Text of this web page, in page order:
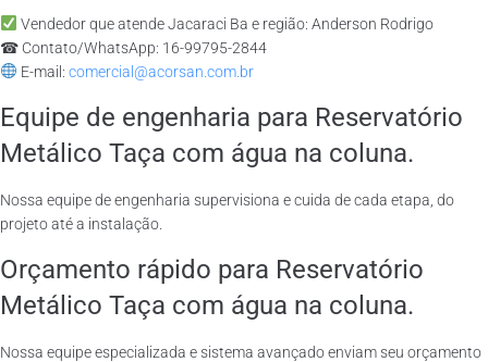
Vendedor que atende Jacaraci Ba e região: Anderson Rodrigo
☎ Contato/WhatsApp: 16-99795-2844
E-mail: comercial@acorsan.com.br
Equipe de engenharia para Reservatório
Metálico Taça com água na coluna.
Nossa equipe de engenharia supervisiona e cuida de cada etapa, do
projeto até a instalação.
Orçamento rápido para Reservatório
Metálico Taça com água na coluna.
Nossa equipe especializada e sistema avançado enviam seu orçamento